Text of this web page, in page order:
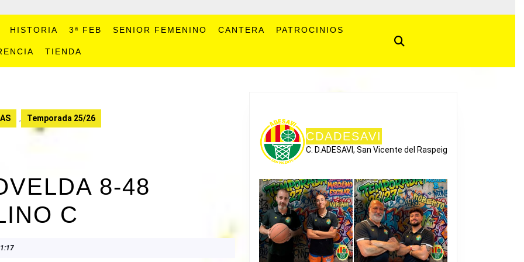
HISTORIA 3ª FEB SENIOR FEMENINO CANTERA PATROCINIOS
TIENDA
, Temporada 25/26
8-48
C
CDADESAVI
C. D.ADESAVI, San Vicente del Raspeig